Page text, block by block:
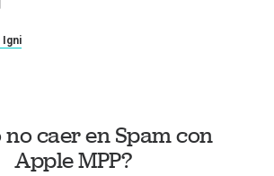
Igni
no caer en Spam con
Apple MPP?